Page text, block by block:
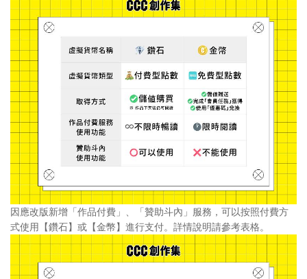
因應改版新增「作品付費」、「贊助斗內」服務，可以按照付費方
式使用【鑽石】或【金幣】進行支付。詳情說明請參考表格。